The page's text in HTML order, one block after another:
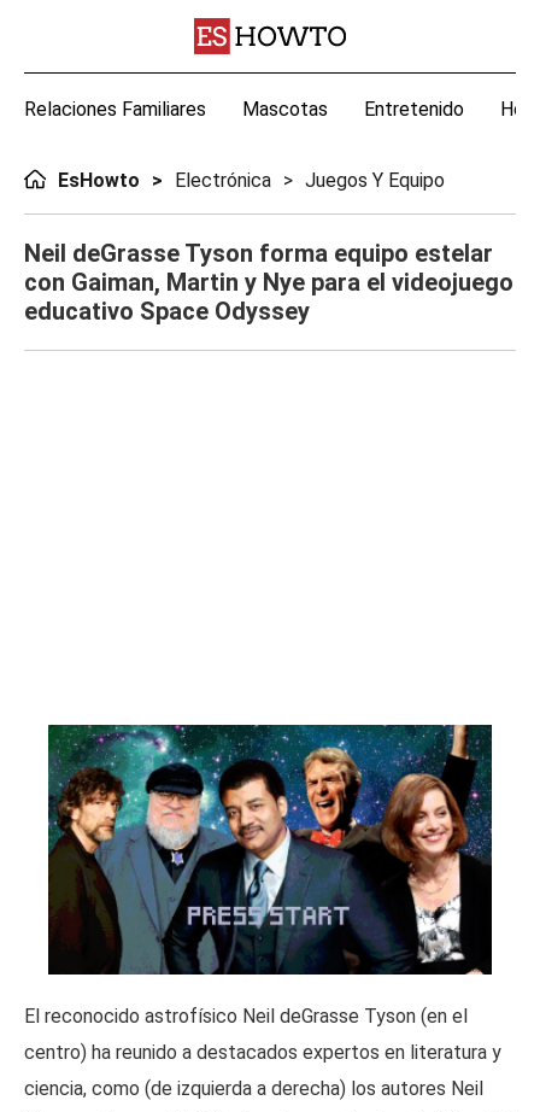
Relaciones Familiares Mascotas Entretenido
EsHowto Electrónica Juegos Y Equipo
Neil deGrasse Tyson forma equipo estelar
con Gaiman, Martin y Nye para el videojuego
educativo Space Odyssey
El reconocido astrofísico Neil deGrasse Tyson (en el
centro) ha reunido a destacados expertos en literatura y
ciencia, como (de izquierda a derecha) los autores Neil